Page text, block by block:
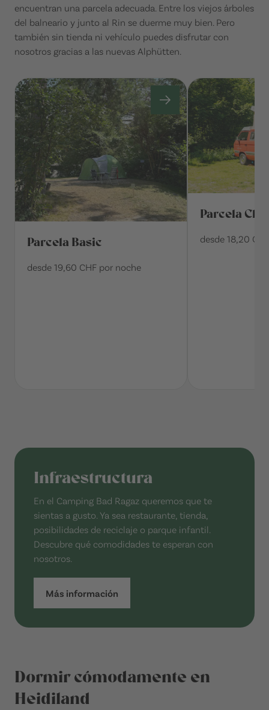
encuentran una parcela adecuada. Entre los viejos árboles
del balneario y junto al Rin se duerme muy bien. Pero
también sin tienda ni vehículo puedes disfrutar con
nosotros gracias a las nuevas Alphütten.
Parcela Basic
desde 19,60 CHF por noche
Parcela
desde 18,20
Infraestructura
En el Camping Bad Ragaz queremos que te
sientas a gusto. Ya sea restaurante, tienda,
posibilidades de reciclaje o parque infantil.
Descubre qué comodidades te esperan con
nosotros.
Más información
Dormir cómodamente en
Heidiland